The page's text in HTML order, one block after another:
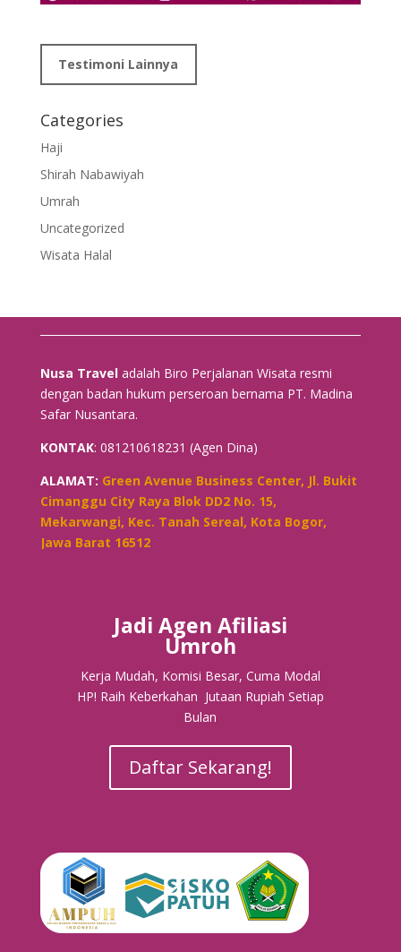
Testimoni Lainnya
Categories
Haji
Shirah Nabawiyah
Umrah
Uncategorized
Wisata Halal
Nusa Traveladalah Biro Perjalanan Wisata resmi
dengan badan hukum perseroan bernama PT. Madina
Safar Nusantara.
KONTAK: 081210618231 (Agen Dina)
ALAMAT: Green Avenue Business Center, Jl. Bukit
Cimanggu City Raya Blok DD2 No. 15,
Mekarwangi, Kec. Tanah Sereal, Kota Bogor,
Jawa Barat 16512
Jadi Agen Afiliasi
Umroh
Kerja Mudah, Komisi Besar, Cuma Modal
HP! Raih Keberkahan Jutaan Rupiah Setiap
Bulan
Daftar Sekarang!